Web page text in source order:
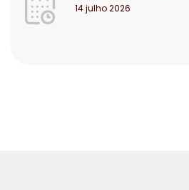
14 julho 2026